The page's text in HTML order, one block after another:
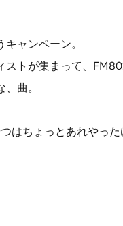
ャンペーン。
ストが集まって、
曲。
はちょっとあれやった